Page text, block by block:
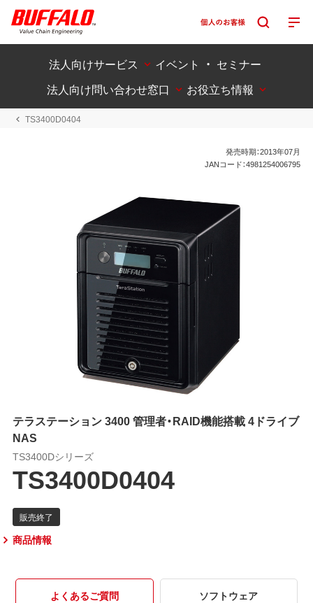
法人向けサービス
イベント ・ セミナー
法人向け問い合わせ窓口
お役立ち情報
TS3400D0404
発売時期：2013年07月
JANコード：4981254006795
テラステーション 3400 管理者・RAID機能搭載 4ドライブ
NAS
TS3400Dシリーズ
TS3400D0404
商品情報
よくあるご質問 ソフトウェア